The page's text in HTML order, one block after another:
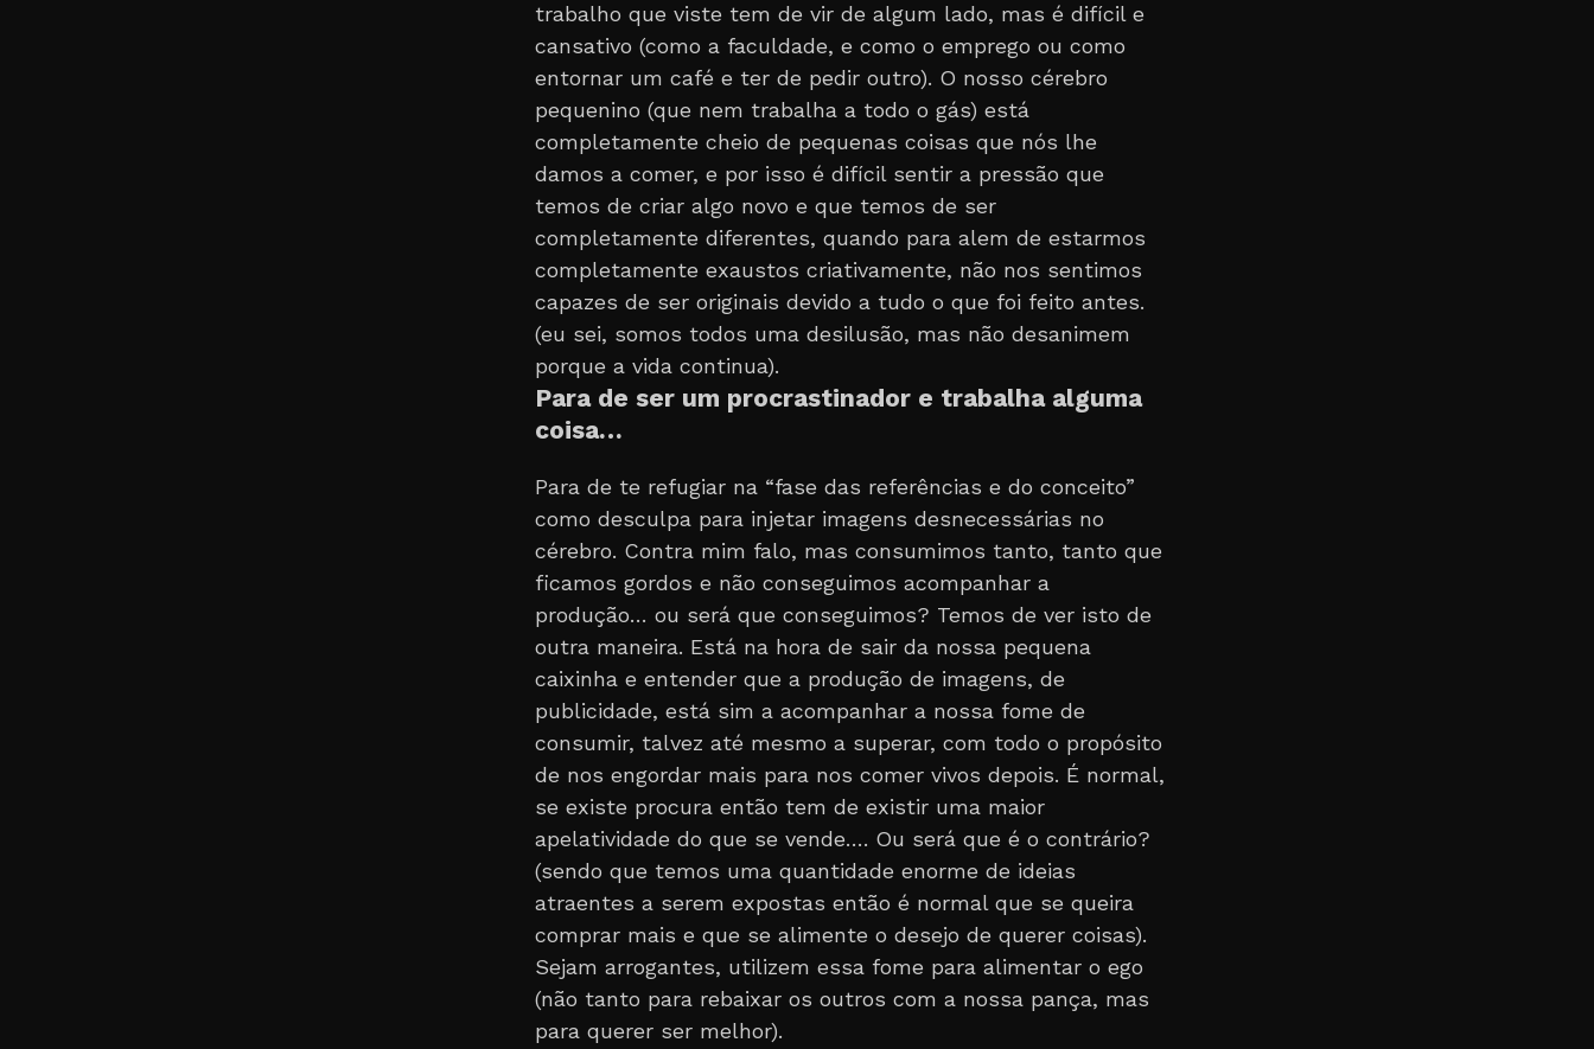
trabalho que viste tem de vir de algum lado, mas é difícil e
cansativo (como a faculdade, e como o emprego ou como
entornar um café e ter de pedir outro). O nosso cérebro
pequenino (que nem trabalha a todo o gás) está
completamente cheio de pequenas coisas que nós lhe
damos a comer, e por isso é difícil sentir a pressão que
temos de criar algo novo e que temos de ser
completamente diferentes, quando para alem de estarmos
completamente exaustos criativamente, não nos sentimos
capazes de ser originais devido a tudo o que foi feito antes.
(eu sei, somos todos uma desilusão, mas não desanimem
porque a vida continua).
Para de ser um procrastinador e trabalha alguma
coisa…
Para de te refugiar na “fase das referências e do conceito”
como desculpa para injetar imagens desnecessárias no
cérebro. Contra mim falo, mas consumimos tanto, tanto que
ficamos gordos e não conseguimos acompanhar a
produção… ou será que conseguimos? Temos de ver isto de
outra maneira. Está na hora de sair da nossa pequena
caixinha e entender que a produção de imagens, de
publicidade, está sim a acompanhar a nossa fome de
consumir, talvez até mesmo a superar, com todo o propósito
de nos engordar mais para nos comer vivos depois. É normal,
se existe procura então tem de existir uma maior
apelatividade do que se vende…. Ou será que é o contrário?
(sendo que temos uma quantidade enorme de ideias
atraentes a serem expostas então é normal que se queira
comprar mais e que se alimente o desejo de querer coisas).
Sejam arrogantes, utilizem essa fome para alimentar o ego
(não tanto para rebaixar os outros com a nossa pança, mas
para querer ser melhor).